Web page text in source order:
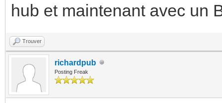
hub et maintenant avec un
Trouver
richardpub
Posting Freak